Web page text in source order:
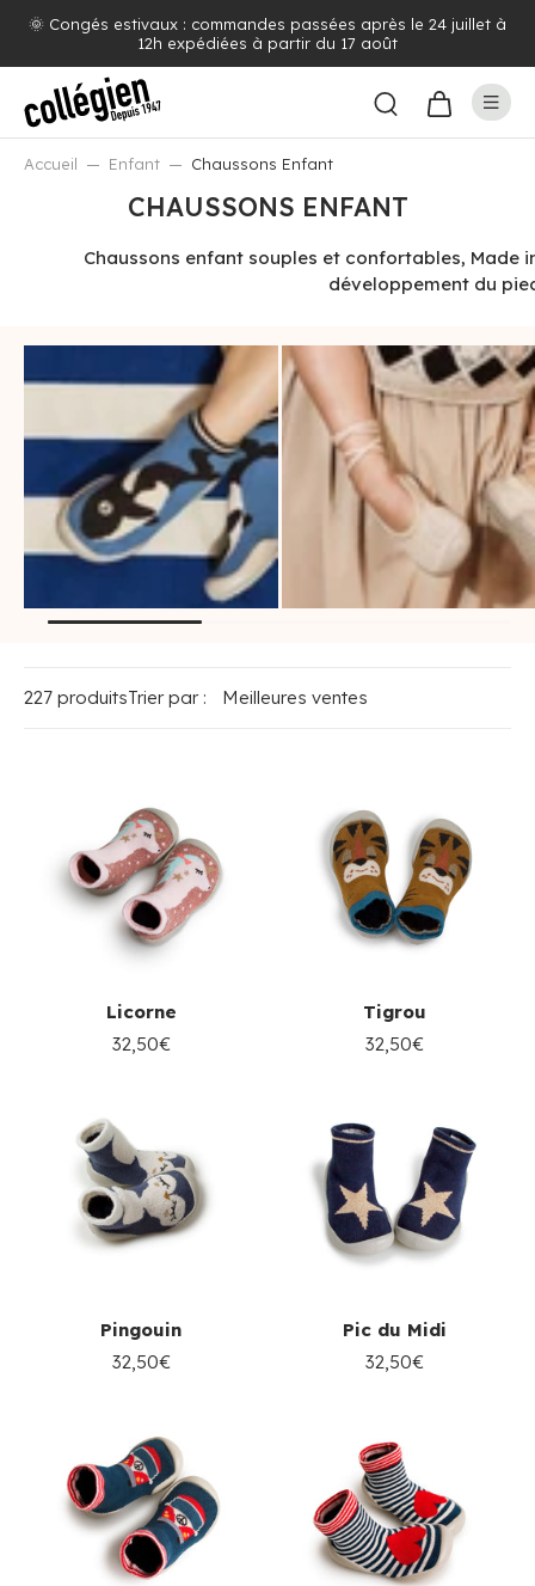
Livraison offerte dès 100€ d'achat (voir pays concernés)
Accueil Enfant Chaussons Enfant
CHAUSSONS ENFANT
Chaussons enfant souples et confortables, Made
développement du
227 produitsTrier par :
Licorne
32,50€
Tigrou
32,50€
Pingouin
32,50€
Pic du Midi
32,50€